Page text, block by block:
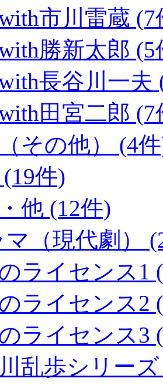
市川雷蔵 (7
勝新太郎 (5
長谷川一夫
田宮二郎 (7
その他） (4
件)
他 (12件)
（現代劇）
ライセンス1
ライセンス2
ライセンス3
乱歩シリー